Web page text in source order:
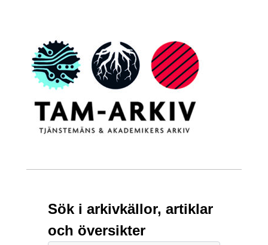
Sök i arkivkällor, artiklar
och översikter